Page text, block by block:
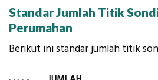
Standar Jumlah Titik
Perumahan
Berikut ini standar jumlah titik